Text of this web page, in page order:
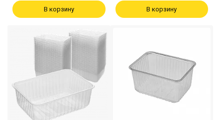
В корзину В корзину